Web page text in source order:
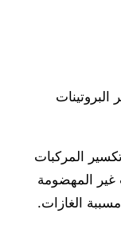
البروتينات
المركبات
غير المهضومة
الغازات.